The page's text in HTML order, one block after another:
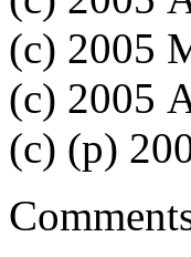
(с) 2005
(с) 2005
(с) (р)